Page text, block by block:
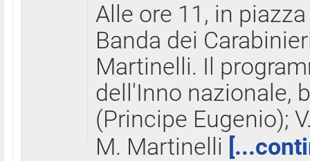
Alle ore 11, in
Banda dei
Martinelli. Il
dell'Inno nazionale,
(Principe Eugenio);
M. Martinelli